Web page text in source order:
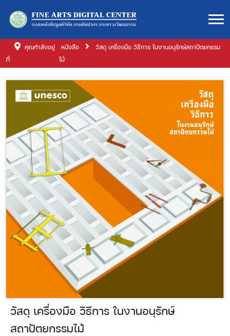
คุณกำลังอยู่
ที่
หนังสือ
วัสดุ เครื่องมือ วิธีการ ในงานอนุรักษ์สถาปัตยกรรม
ไม้
วัสดุ เครื่องมือ วิธีการ ในงานอนุรักษ์
สถาปัตยกรรมไม้